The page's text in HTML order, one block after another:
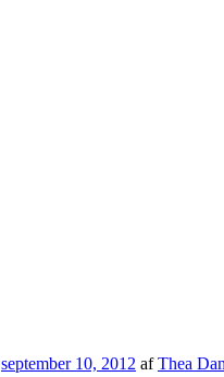
september 10, 2012 afThea